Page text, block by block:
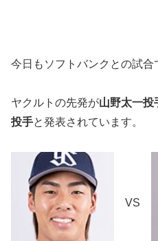
今日もソフトバンクとの試合
ヤクルトの先発が山野太一投
投手と発表されています。
VS